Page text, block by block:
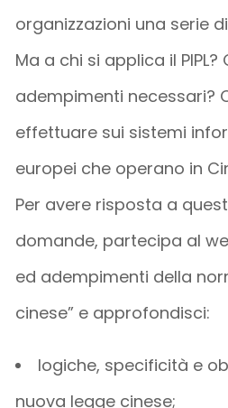
organizzazioni una serie
Ma a chi si applica il PIPL?
adempimenti necessari?
effettuare sui sistemi
europei che operano in
Per avere risposta a
domande, partecipa al
ed adempimenti della
cinese” e approfondisci:
logiche, specificità e
nuova legge cinese;